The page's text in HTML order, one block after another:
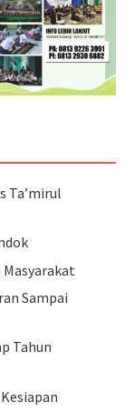
Ta’mirul
Sampai
Tahun